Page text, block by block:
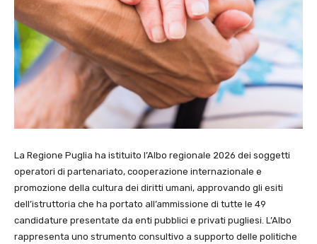
La Regione Puglia ha istituito l’Albo regionale 2026 dei soggetti
operatori di partenariato, cooperazione internazionale e
promozione della cultura dei diritti umani, approvando gli esiti
dell’istruttoria che ha portato all’ammissione di tutte le 49
candidature presentate da enti pubblici e privati pugliesi. L’Albo
rappresenta uno strumento consultivo a supporto delle politiche